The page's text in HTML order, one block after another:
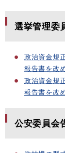
選挙管理委
政治資金規
報告書を改
政治資金規
報告書を改
公安委員会